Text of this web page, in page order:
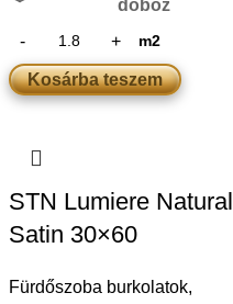
doboz
m2
Kosárba teszem
STN Lumiere Natural
Satin 30×60
Fürdőszoba burkolatok,